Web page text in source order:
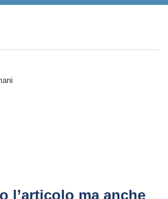
l’articolo ma anche